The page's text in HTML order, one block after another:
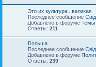
Это их культура...великая
Последнее сообщение
Добавлено в форуме Темы
Ответы: 211
Польша.
Последнее сообщение
Добавлено в форуме
Ответы: 239